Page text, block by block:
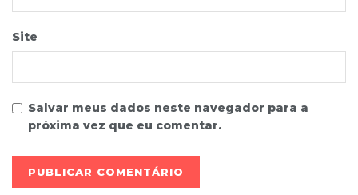
Site
Salvar meus dados neste navegador para a
próxima vez que eu comentar.